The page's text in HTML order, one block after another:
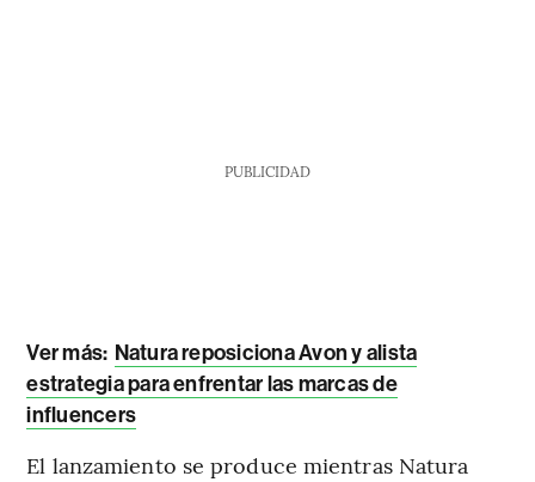
PUBLICIDAD
Ver más: Natura reposiciona Avon y alista
estrategia para enfrentar las marcas de
influencers
El lanzamiento se produce mientras Natura